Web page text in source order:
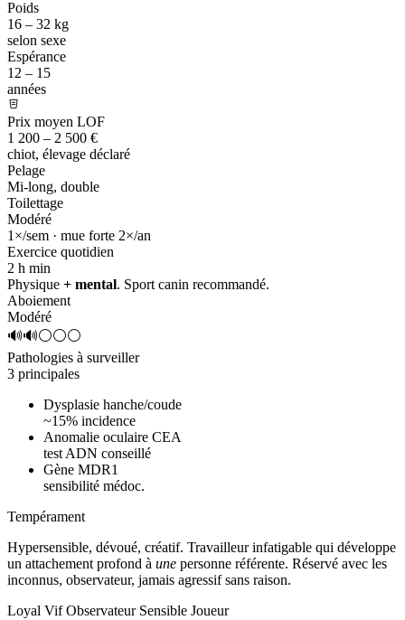
Poids
16 – 32 kg
selon sexe
Espérance
12 – 15
années
Prix moyen LOF
1 200 – 2 500 €
chiot, élevage déclaré
Pelage
Mi-long, double
Toilettage
Modéré
1×/sem · mue forte 2×/an
Exercice quotidien
2 h min
Physique + mental. Sport canin recommandé.
Aboiement
Modéré
🔊🔊⚪⚪⚪
Pathologies à surveiller
3 principales
Dysplasie hanche/coude
~15% incidence
Anomalie oculaire CEA
test ADN conseillé
Gène MDR1
sensibilité médoc.
Tempérament
Hypersensible, dévoué, créatif. Travailleur infatigable qui développe
un attachement profond à une personne référente. Réservé avec les
inconnus, observateur, jamais agressif sans raison.
Loyal Vif Observateur Sensible Joueur